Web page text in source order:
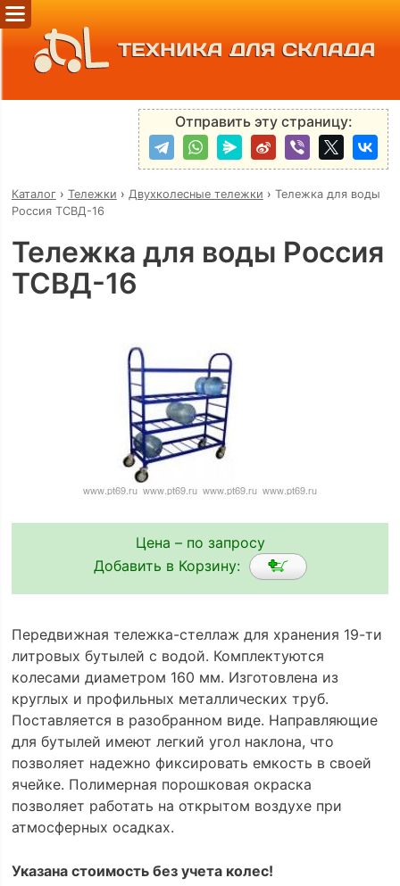
ТЕХНИКА ДЛЯ СКЛАДА
Отправить эту страницу:
Каталог› Тележки › Двухколесные тележки › Тележка для воды
Россия ТСВД-16
Тележка для воды Россия
ТСВД-16
Цена – по запросу
Добавить в Корзину:
Передвижная тележка-стеллаж для хранения 19-ти
литровых бутылей с водой. Комплектуются
колесами диаметром 160 мм. Изготовлена из
круглых и профильных металлических труб.
Поставляется в разобранном виде. Направляющие
для бутылей имеют легкий угол наклона, что
позволяет надежно фиксировать емкость в своей
ячейке. Полимерная порошковая окраска
позволяет работать на открытом воздухе при
атмосферных осадках.
Указана стоимость без учета колес!